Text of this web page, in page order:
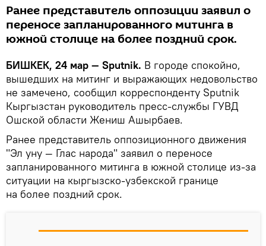
Ранее представитель оппозиции заявил о
переносе запланированного митинга в
южной столице на более поздний срок.
БИШКЕК, 24 мар — Sputnik. В городе спокойно,
вышедших на митинг и выражающих недовольство
не замечено, сообщил корреспонденту Sputnik
Кыргызстан руководитель пресс-службы ГУВД
Ошской области Жениш Ашырбаев.
Ранее представитель оппозиционного движения
"Эл уну — Глас народа" заявил о переносе
запланированного митинга в южной столице из-за
ситуации на кыргызско-узбекской границе
на более поздний срок.